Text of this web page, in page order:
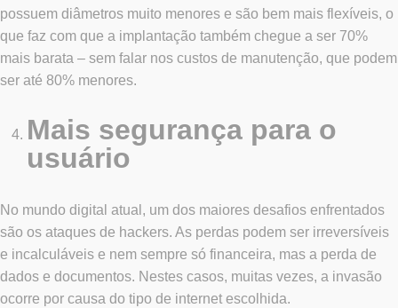
possuem diâmetros muito menores e são bem mais flexíveis, o
que faz com que a implantação também chegue a ser 70%
mais barata – sem falar nos custos de manutenção, que podem
ser até 80% menores.
Mais segurança para o
usuário
No mundo digital atual, um dos maiores desafios enfrentados
são os ataques de hackers. As perdas podem ser irreversíveis
e incalculáveis e nem sempre só financeira, mas a perda de
dados e documentos. Nestes casos, muitas vezes, a invasão
ocorre por causa do tipo de internet escolhida.